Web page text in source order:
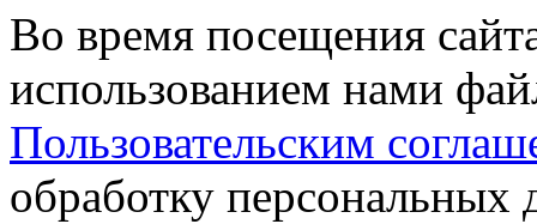
Во время посещения
использованием нами
Пользовательским
обработку персональных